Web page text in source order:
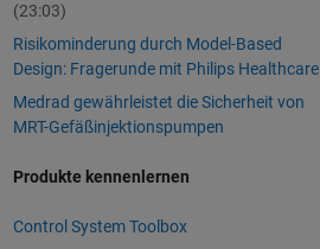
(23:03)
Risikominderung durch Model-Based
Design: Fragerunde mit Philips Healthcare
Medrad gewährleistet die Sicherheit von
MRT-Gefäßinjektionspumpen
Produkte kennenlernen
Control System Toolbox